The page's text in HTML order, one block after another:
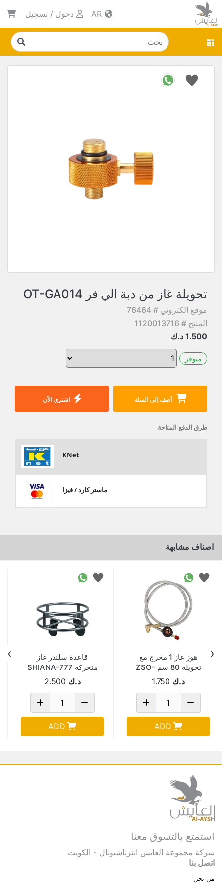
دخول / تسجيل
تحويلة غاز من دبة الي فر OT-GA014
موقع الكتروني # 76464
المنتج # 1120013716
1.500 د.ك
متوفر
أضف إلى السلة اشتري الآن
طرق الدفع المتاحة
KNet
ماستر كارد / فيزا
اصناف مشابهة
هوز غاز 1 مخرج مع
تحويلة 80 سم ZSO-
24 د.ك 1.750
ADD
قاعدة سلندر غاز
متحركة SHIANA-777
د.ك 2.500
ADD
‹
›
استمتع بالتسوق معنا
شركة مجموعة العايش انترناشيونال - الكويت
اتصل بنا
من نحن